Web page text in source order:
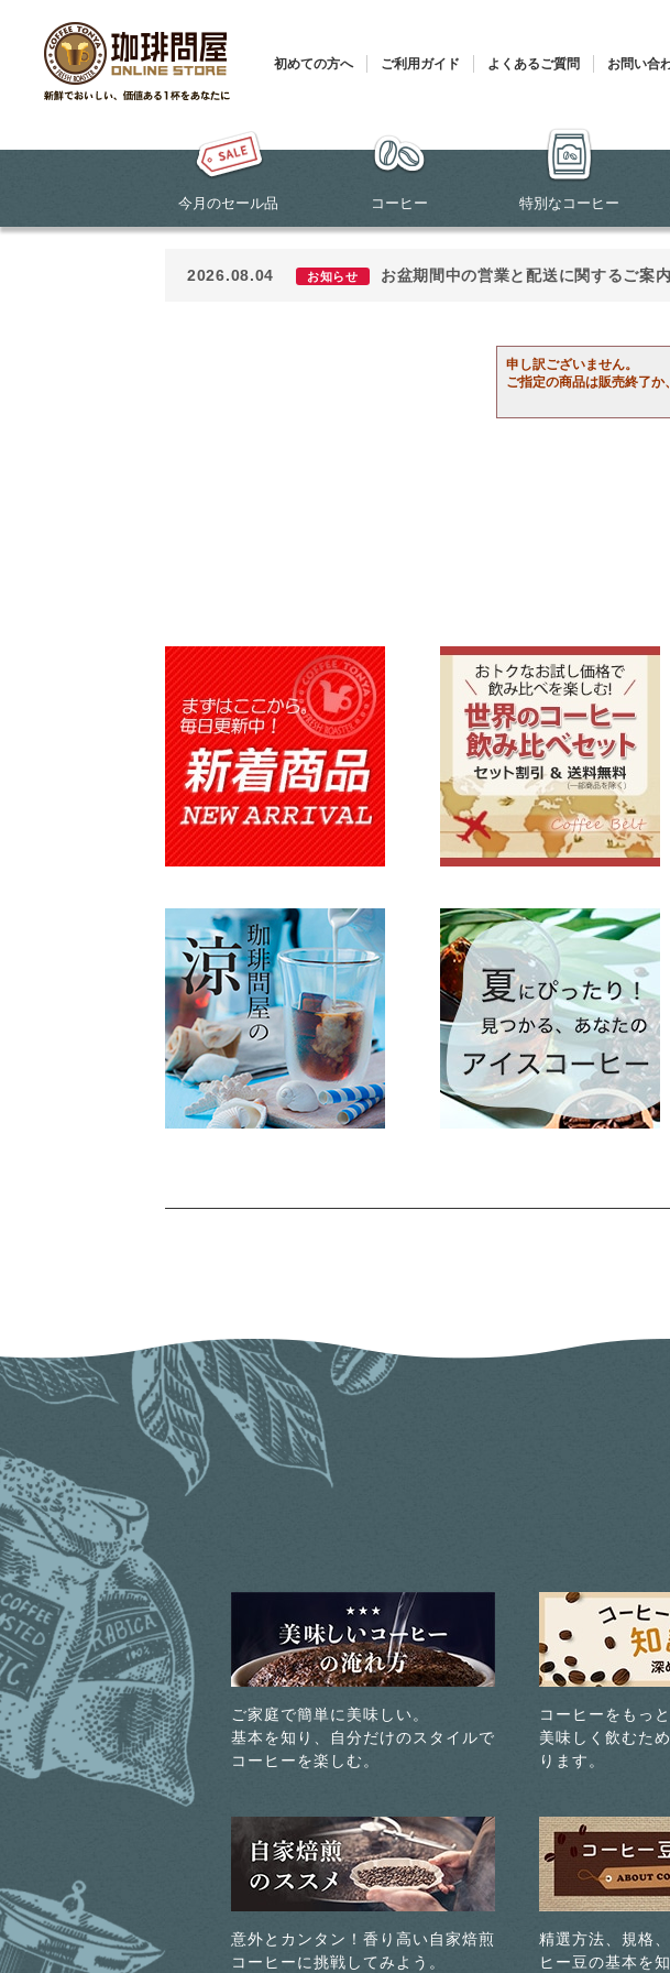
初めての方へ ご利用ガイド よくあるご質問
お問い合
今月のセール品 コーヒー 特別なコーヒー
2026.08.04 お知らせ お盆期間中の営業と配送に関するご案内
申し訳ございません。
ご指定の商品は販売終了か
ご家庭で簡単に美味しい。
基本を知り、自分だけのスタイルで
コーヒーを楽しむ。
コーヒーをもっ
美味しく飲むた
ります。
意外とカンタン！香り高い自家焙煎
コーヒーに挑戦してみよう。
精選方法、規格
ヒー豆の基本を